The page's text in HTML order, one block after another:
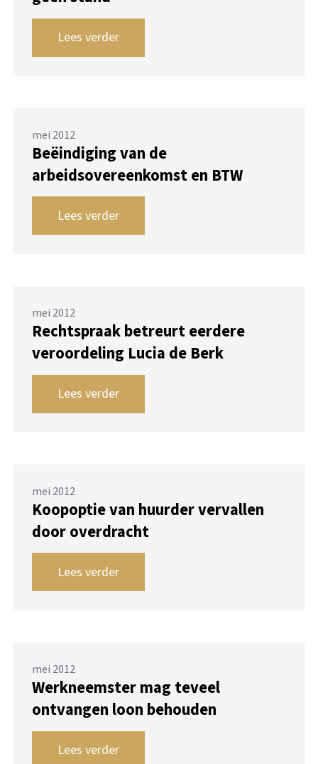
Lees verder
mei 2012
Beëindiging van de
arbeidsovereenkomst en BTW
Lees verder
mei 2012
Rechtspraak betreurt eerdere
veroordeling Lucia de Berk
Lees verder
mei 2012
Koopoptie van huurder vervallen
door overdracht
Lees verder
mei 2012
Werkneemster mag teveel
ontvangen loon behouden
Lees verder